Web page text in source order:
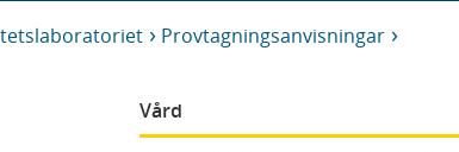
Provtagningsanvisningar
Vård